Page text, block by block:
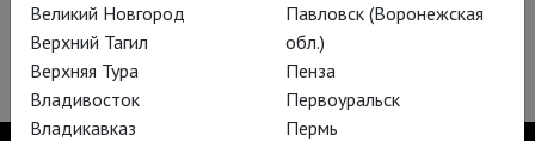
Женитьба Фигаро
Великий Новгород
Верхний Тагил
Верхняя Тура
Владивосток
Владикавказ
Павловск (Воронежская
обл.)
Пенза
Первоуральск
Пермь